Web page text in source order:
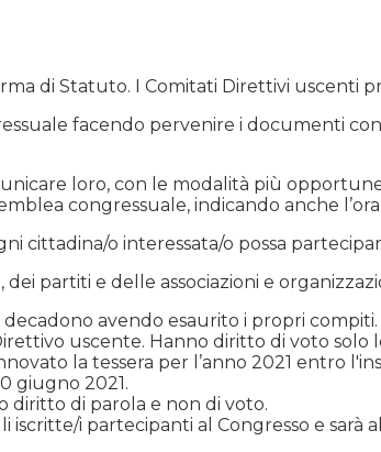
di Statuto. I Comitati Direttivi uscenti
facendo pervenire i documenti
loro, con le modalità più
congressuale, indicando anche
cittadina/o interessata/o possa
partiti e delle associazioni e
avendo esaurito i propri
uscente. Hanno diritto di voto
la tessera per l’anno 2021 entro
giugno 2021.
diritto di parola e non di voto.
i partecipanti al Congresso e sarà